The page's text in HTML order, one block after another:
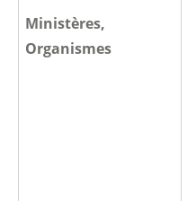
Ministères,
Organismes